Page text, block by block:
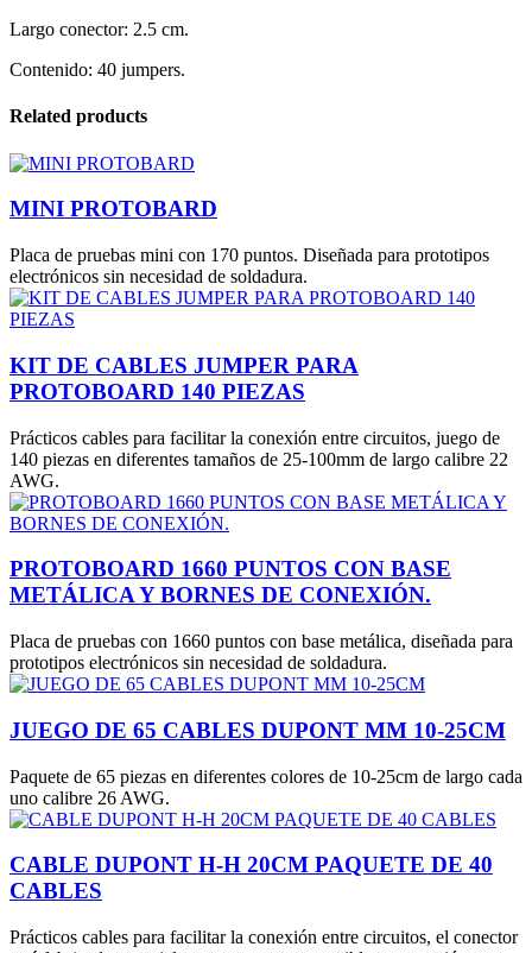
Largo conector: 2.5 cm.
Contenido: 40 jumpers.
Related products
MINI PROTOBARD
Placa de pruebas mini con 170 puntos. Diseñada para prototipos
electrónicos sin necesidad de soldadura.
KIT DE CABLES JUMPER PARA
PROTOBOARD 140 PIEZAS
Prácticos cables para facilitar la conexión entre circuitos, juego de
140 piezas en diferentes tamaños de 25-100mm de largo calibre 22
AWG.
PROTOBOARD 1660 PUNTOS CON BASE
METÁLICA Y BORNES DE CONEXIÓN.
Placa de pruebas con 1660 puntos con base metálica, diseñada para
prototipos electrónicos sin necesidad de soldadura.
JUEGO DE 65 CABLES DUPONT MM 10-25CM
Paquete de 65 piezas en diferentes colores de 10-25cm de largo cada
uno calibre 26 AWG.
CABLE DUPONT H-H 20CM PAQUETE DE 40
CABLES
Prácticos cables para facilitar la conexión entre circuitos, el conector